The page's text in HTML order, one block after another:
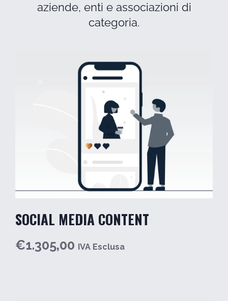
aziende, enti e associazioni di
categoria.
SOCIAL MEDIA CONTENT
€1.305,00 IVA Esclusa